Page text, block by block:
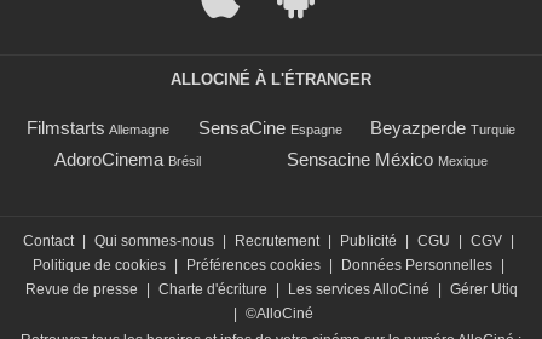
ALLOCINÉ À L'ÉTRANGER
Filmstarts Allemagne SensaCine Espagne Beyazperde Turquie
AdoroCinema Brésil Sensacine México Mexique
Contact Qui sommes-nous Recrutement Publicité CGU CGV
Politique de cookies
Préférences cookies Données Personnelles
Revue de presse
Charte d'écriture Les services AlloCiné
Gérer Utiq
©AlloCiné